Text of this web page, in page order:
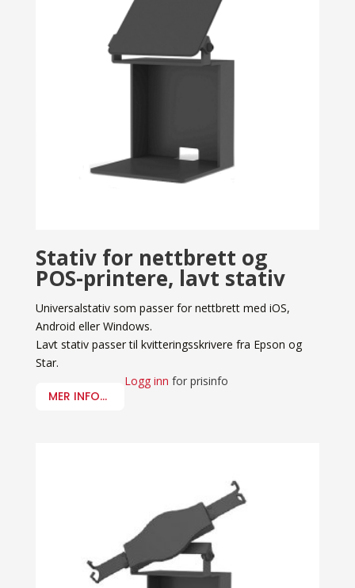
Stativ for nettbrett og
POS-printere, lavt stativ
Universalstativ som passer for nettbrett med iOS,
Android eller Windows.
Lavt stativ passer til kvitteringsskrivere fra Epson og
Star.
MER INFO...
Logg inn for prisinfo